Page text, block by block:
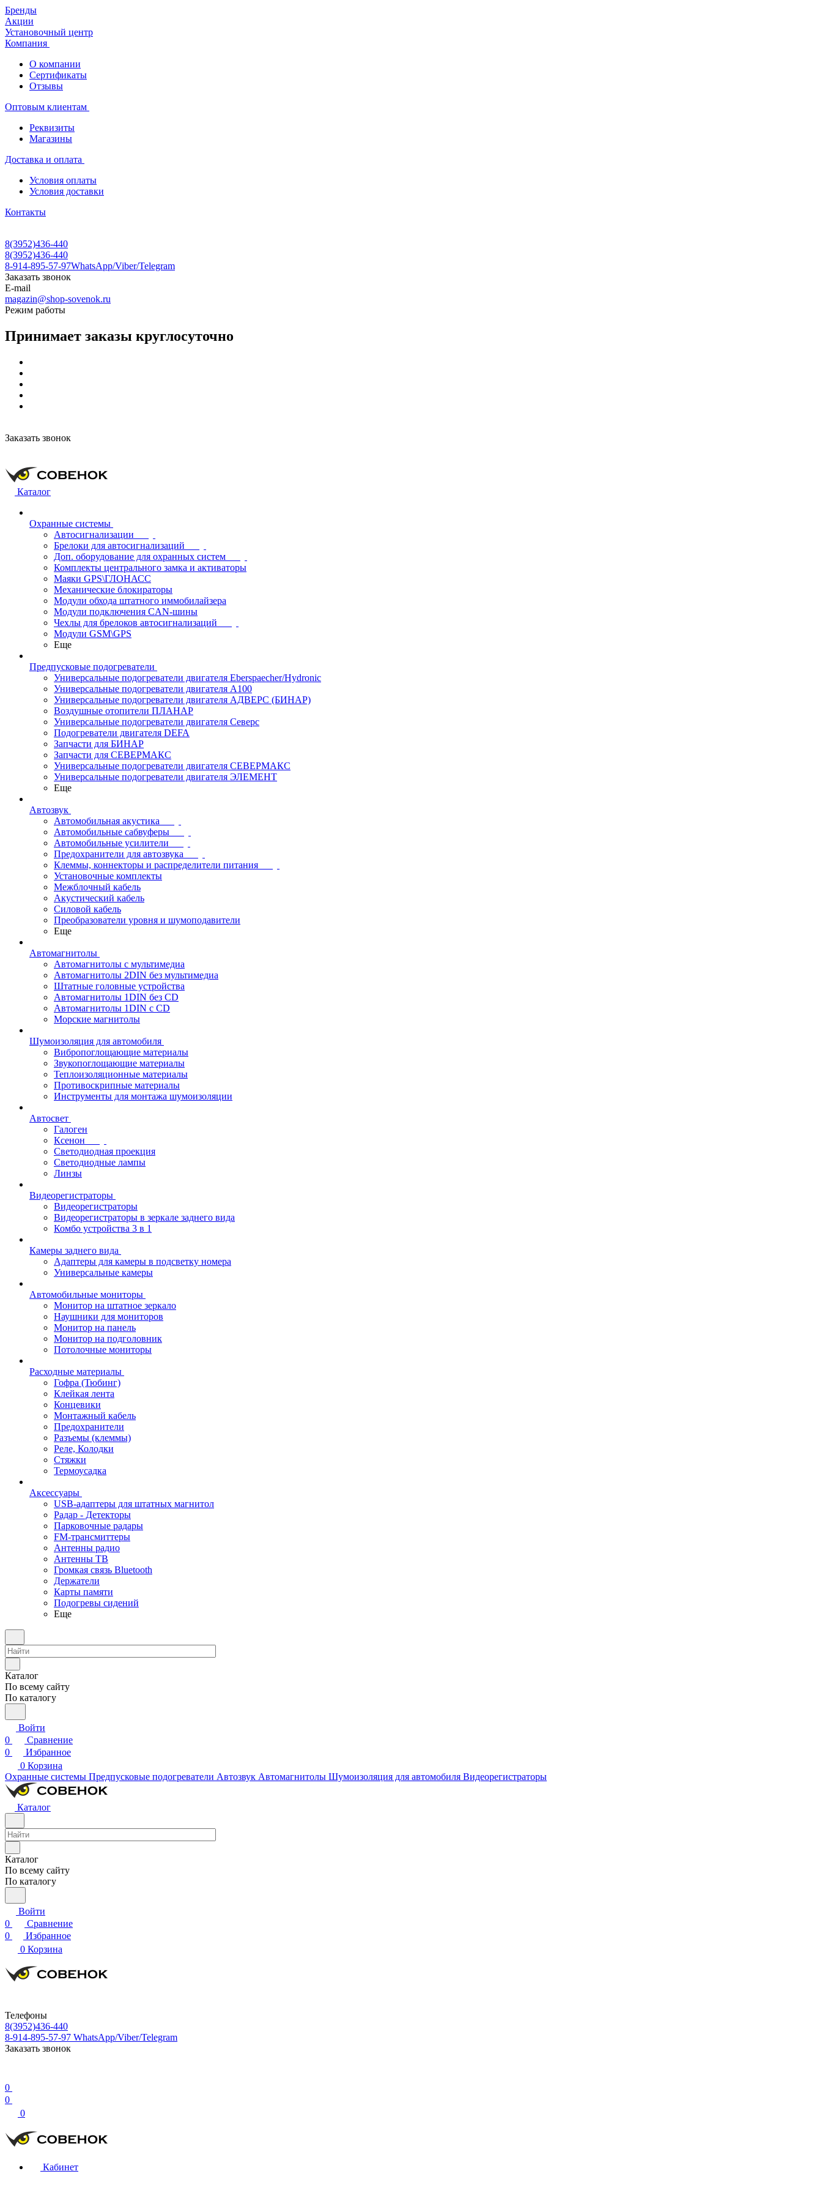
Бренды
Акции
Установочный центр
Компания
О компании
Сертификаты
Отзывы
Оптовым клиентам
Реквизиты
Магазины
Доставка и оплата
Условия оплаты
Условия доставки
Контакты
8(3952)436-440
8(3952)436-440
8-914-895-57-97WhatsApp/Viber/Telegram
Заказать звонок
E-mail
magazin@shop-sovenok.ru
Режим работы
Принимает заказы круглосуточно
Заказать звонок
Каталог
Охранные системы
Автосигнализации
Брелоки для автосигнализаций
Доп. оборудование для охранных систем
Комплекты центрального замка и активаторы
Маяки GPS\ГЛОНАСС
Механические блокираторы
Модули обхода штатного иммобилайзера
Модули подключения CAN-шины
Чехлы для брелоков автосигнализаций
Модули GSM\GPS
Еще
Предпусковые подогреватели
Универсальные подогреватели двигателя Eberspaecher/Hydronic
Универсальные подогреватели двигателя A100
Универсальные подогреватели двигателя АДВЕРС (БИНАР)
Воздушные отопители ПЛАНАР
Универсальные подогреватели двигателя Северс
Подогреватели двигателя DEFA
Запчасти для БИНАР
Запчасти для СЕВЕРМАКС
Универсальные подогреватели двигателя СЕВЕРМАКС
Универсальные подогреватели двигателя ЭЛЕМЕНТ
Еще
Автозвук
Автомобильная акустика
Автомобильные сабвуферы
Автомобильные усилители
Предохранители для автозвука
Клеммы, коннекторы и распределители питания
Установочные комплекты
Межблочный кабель
Акустический кабель
Силовой кабель
Преобразователи уровня и шумоподавители
Еще
Автомагнитолы
Автомагнитолы с мультимедиа
Автомагнитолы 2DIN без мультимедиа
Штатные головные устройства
Автомагнитолы 1DIN без CD
Автомагнитолы 1DIN с CD
Морские магнитолы
Шумоизоляция для автомобиля
Вибропоглощающие материалы
Звукопоглощающие материалы
Теплоизоляционные материалы
Противоскрипные материалы
Инструменты для монтажа шумоизоляции
Автосвет
Галоген
Ксенон
Светодиодная проекция
Светодиодные лампы
Линзы
Видеорегистраторы
Видеорегистраторы
Видеорегистраторы в зеркале заднего вида
Комбо устройства 3 в 1
Камеры заднего вида
Адаптеры для камеры в подсветку номера
Универсальные камеры
Автомобильные мониторы
Монитор на штатное зеркало
Наушники для мониторов
Монитор на панель
Монитор на подголовник
Потолочные мониторы
Расходные материалы
Гофра (Тюбинг)
Клейкая лента
Концевики
Монтажный кабель
Предохранители
Разъемы (клеммы)
Реле, Колодки
Стяжки
Термоусадка
Аксессуары
USB-адаптеры для штатных магнитол
Радар - Детекторы
Парковочные радары
FM-трансмиттеры
Антенны радио
Антенны ТВ
Громкая связь Bluetooth
Держатели
Карты памяти
Подогревы сидений
Еще
Каталог
По всему сайту
По каталогу
Войти
0
Сравнение
0
Избранное
0 Корзина
Охранные системы Предпусковые подогреватели Автозвук Автомагнитолы Шумоизоляция для автомобиля Видеорегистраторы
Каталог
Каталог
По всему сайту
По каталогу
Войти
0
Сравнение
0
Избранное
0 Корзина
Телефоны
8(3952)436-440
8-914-895-57-97 WhatsApp/Viber/Telegram
Заказать звонок
0
0
0
Кабинет